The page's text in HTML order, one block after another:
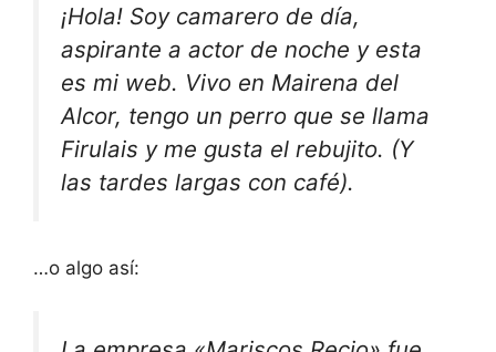
¡Hola! Soy camarero de día,
aspirante a actor de noche y esta
es mi web. Vivo en Mairena del
Alcor, tengo un perro que se llama
Firulais y me gusta el rebujito. (Y
las tardes largas con café).
…o algo así: